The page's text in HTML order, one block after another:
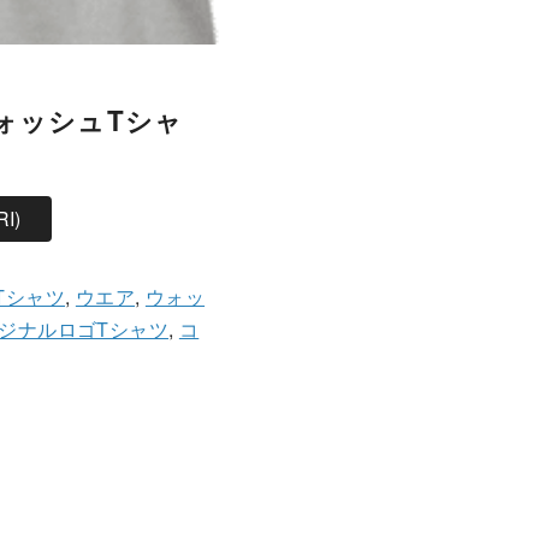
ッシュTシャ
シャツ, ウエア, ウォッ
ナルロゴTシャツ, コ